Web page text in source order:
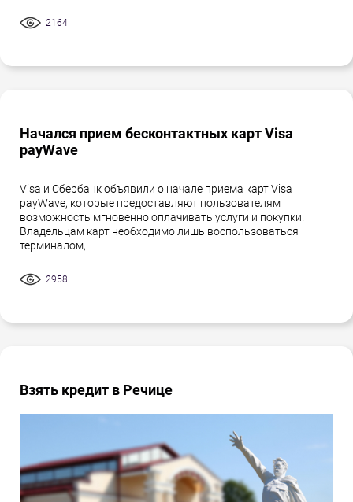
2164
Начался прием бесконтактных карт Visa
payWave
Visa и Сбербанк объявили о начале приема карт Visa
payWave, которые предоставляют пользователям
возможность мгновенно оплачивать услуги и покупки.
Владельцам карт необходимо лишь воспользоваться
терминалом,
2958
Взять кредит в Речице